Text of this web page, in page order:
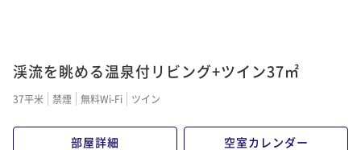
渓流を眺める温泉付リビング+ツイン37㎡
37平米 禁煙 無料Wi-Fi ツイン
部屋詳細 空室カレンダー